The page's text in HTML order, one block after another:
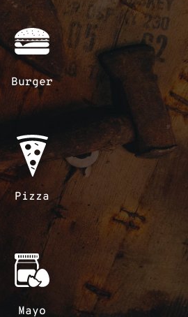
Burger
Pizza
Mayo